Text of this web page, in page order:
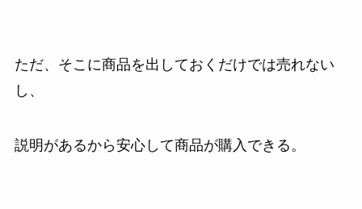
ただ、そこに商品を出しておくだけでは売れない
し、
説明があるから安心して商品が購入できる。